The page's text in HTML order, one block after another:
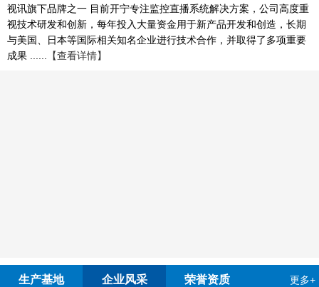
视讯旗下品牌之一 目前开宁专注监控直播系统解决方案，公司高度重
视技术研发和创新，每年投入大量资金用于新产品开发和创造，长期
与美国、日本等国际相关知名企业进行技术合作，并取得了多项重要
成果 ......
【查看详情】
生产基地 企业风采 荣誉资质 更多+